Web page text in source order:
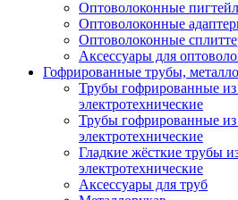
Оптоволоконные
Оптоволоконные
Оптоволоконные
Аксессуары для
Гофрированные трубы,
Трубы гофрированные
электротехнические
Трубы гофрированные
электротехнические
Гладкие жёсткие трубы
электротехнические
Аксессуары для труб